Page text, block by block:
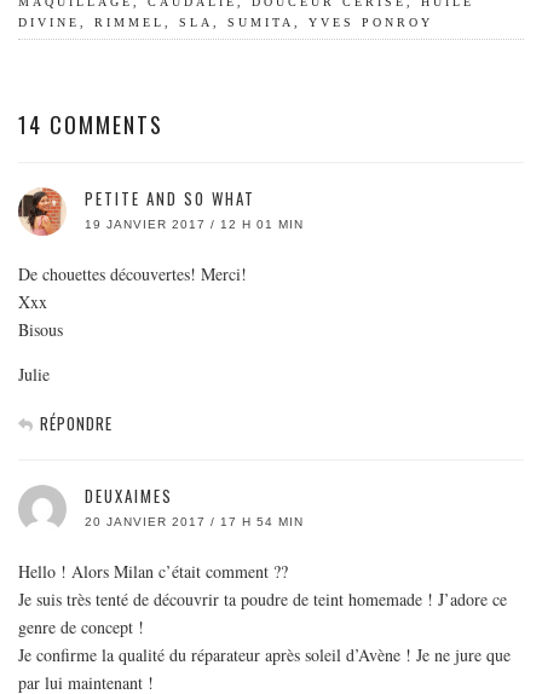
DIVINE
RIMMEL SLA SUMITA YVES PONROY
14 COMMENTS
PETITE AND SO WHAT
19 JANVIER 2017 / 12 H 01 MIN
De chouettes découvertes! Merci!
Xxx
Bisous
Julie
RÉPONDRE
DEUXAIMES
20 JANVIER 2017 / 17 H 54 MIN
Hello ! Alors Milan c’était comment ??
Je suis très tenté de découvrir ta poudre de teint homemade ! J’adore ce
genre de concept !
Je confirme la qualité du réparateur après soleil d’Avène ! Je ne jure que
par lui maintenant !